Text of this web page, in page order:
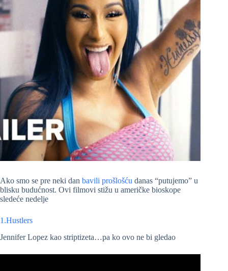
Ako smo se pre neki dan bavili prošlošću danas “putujemo” u
blisku budućnost. Ovi filmovi stižu u američke bioskope
sledeće nedelje
1.Hustlers
Jennifer Lopez kao striptizeta…pa ko ovo ne bi gledao